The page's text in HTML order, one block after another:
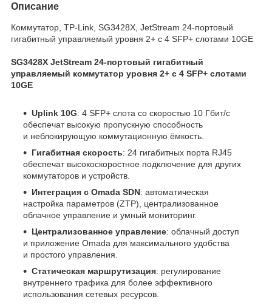
Описание
Коммутатор, TP-Link, SG3428X, JetStream 24‑портовый
гигабитный управляемый уровня 2+ с 4 SFP+ слотами 10GE
SG3428X JetStream 24‑портовый гигабитный
управляемый коммутатор уровня 2+ с 4 SFP+ слотами
10GE
Uplink 10G: 4 SFP+ слота со скоростью 10 Гбит/с
обеспечат высокую пропускную способность
и неблокирующую коммутационную ёмкость.
Гигабитная скорость: 24 гигабитных порта RJ45
обеспечат высокоскоростное подключение для других
коммутаторов и устройств.
Интеграция с Omada SDN: автоматическая
настройка параметров (ZTP), централизованное
облачное управление и умный мониторинг.
Централизованное управление: облачный доступ
и приложение Omada для максимального удобства
и простого управления.
Статическая маршрутизация: регулирование
внутреннего трафика для более эффективного
использования сетевых ресурсов.